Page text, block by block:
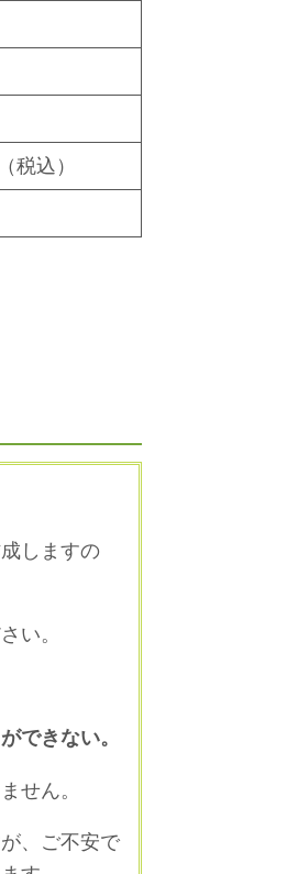
（税込）
しますの
い。
できない。
せん。
、ご不安で